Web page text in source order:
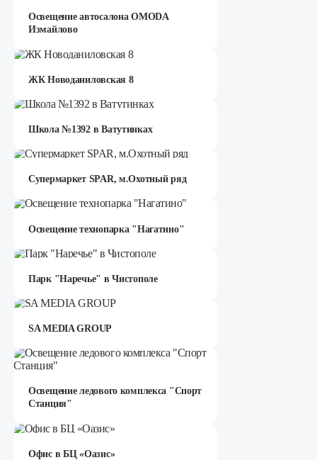
Освещение автосалона OMODA
Измайлово
ЖК Новоданиловская 8
Школа №1392 в Ватутинках
Супермаркет SPAR, м.Охотный ряд
Освещение технопарка "Нагатино"
Парк "Наречье" в Чистополе
SA MEDIA GROUP
Освещение ледового комплекса "Спорт
Станция"
Офис в БЦ «Оазис»